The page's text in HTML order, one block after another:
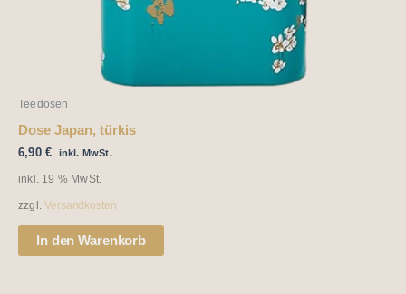
Teedosen
Dose Japan, türkis
6,90 € inkl. MwSt.
inkl. 19 % MwSt.
zzgl.Versandkosten
In den Warenkorb